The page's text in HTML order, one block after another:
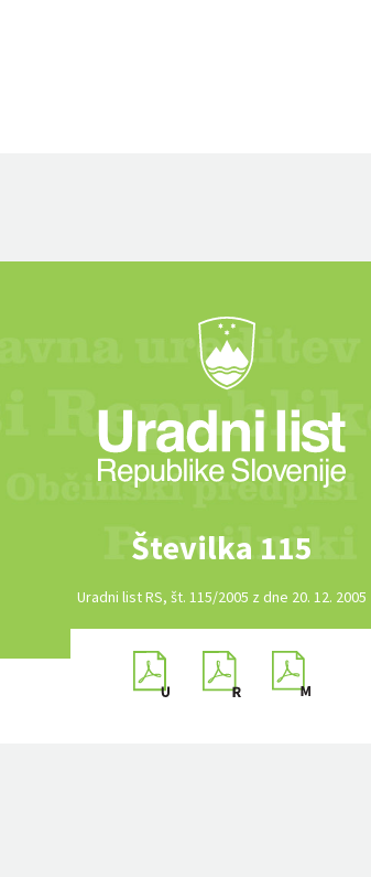
Številka 115
Uradni list RS, št. 115/2005 z dne 20. 12. 2005